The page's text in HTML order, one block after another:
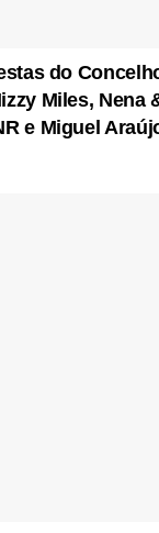
do
Miles, Nena
e Miguel